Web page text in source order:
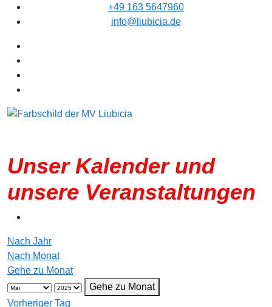
+49 163 5647960
info@liubicia.de
Unser Kalender und
unsere Veranstaltungen
Nach Jahr
Nach Monat
Gehe zu Monat
Gehe zu Monat
Vorheriger Tag